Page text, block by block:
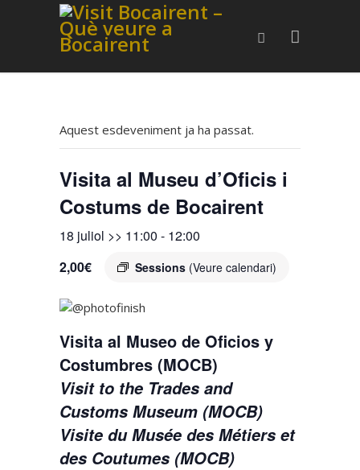
Aquest esdeveniment ja ha passat.
Visita al Museu d’Oficis i
Costums de Bocairent
18 juliol >> 11:00 - 12:00
Sessions (Veure calendari)
2,00€
Visita al Museo de Oficios y
Costumbres (MOCB)
Visit to the Trades and
Customs Museum (MOCB)
Visite du Musée des Métiers et
des Coutumes (MOCB)